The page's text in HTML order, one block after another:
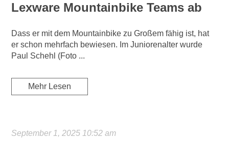
Lexware Mountainbike Teams ab
Dass er mit dem Mountainbike zu Großem fähig ist, hat
er schon mehrfach bewiesen. Im Juniorenalter wurde
Paul Schehl (Foto ...
Mehr Lesen
September 1, 2025 10:52 am